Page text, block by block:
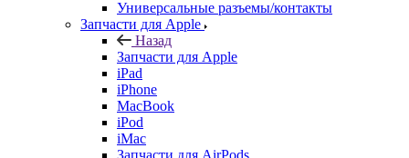
Универсальные аккумуляторы (АКБ)
Универсальные разъемы/контакты
Запчасти для Apple
Назад
Запчасти для Apple
iPad
iPhone
MacBook
iPod
iMac